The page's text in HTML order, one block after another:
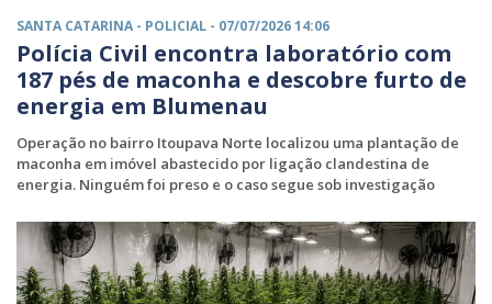
SANTA CATARINA - POLICIAL - 07/07/2026 14:06
Polícia Civil encontra laboratório com
187 pés de maconha e descobre furto de
energia em Blumenau
Operação no bairro Itoupava Norte localizou uma plantação de
maconha em imóvel abastecido por ligação clandestina de
energia. Ninguém foi preso e o caso segue sob investigação